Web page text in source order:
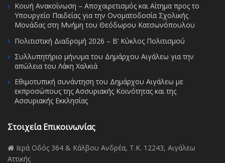
Κοινή Ανακοίνωση – Αποχαιρετισμός και Αίτημα προς το
Υπουργείο Παιδείας για την Ονοματοδοσία Σχολικής
Μονάδας στη Μνήμη του Θεόδωρου Κατσωνόπουλου
Πολιτιστική Διαδρομή 2026 – Β’ Κύκλος Πολιτισμού
Συλλυπητήριο μήνυμα του Δημάρχου Αιγάλεω για την
απώλεια του Λάκη Χαλκιά
Εθιμοτυπική συνάντηση του Δημάρχου Αιγάλεω με
εκπροσώπους της Ασσυριακής Κοινότητας και της
Ασσυριακής Εκκλησίας
Στοιχεία Επικοινωνίας
Ιερά Οδός 364 & Κάλβου Ανδρέα, Τ.Κ. 12243, Αιγάλεω
Αττικής